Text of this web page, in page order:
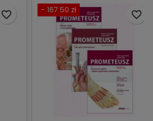
favorite_border - 167.50 zł favorite_border